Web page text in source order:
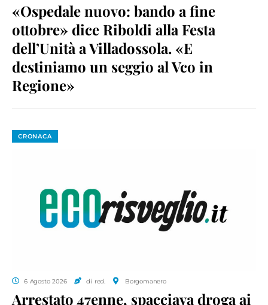
«Ospedale nuovo: bando a fine
ottobre» dice Riboldi alla Festa
dell’Unità a Villadossola. «E
destiniamo un seggio al Vco in
Regione»
CRONACA
6 Agosto 2026 di red. Borgomanero
Arrestato 47enne, spacciava droga ai